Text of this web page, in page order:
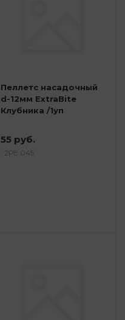
Пеллетс насадочный
d-12мм ExtraBite
Клубника /1уп
55 руб.
: 2РЕ 045